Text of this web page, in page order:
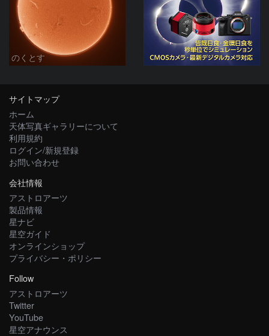
のくとす
サイトマップ
ホーム
天体写真ギャラリーについて
利用規約
ログイン/新規登録
お問い合わせ
会社情報
アストロアーツ
製品情報
星ナビ
星空ガイド
オンラインショップ
プライバシー・ポリシー
Follow
アストロアーツ
Twitter
YouTube
星空アナウンス